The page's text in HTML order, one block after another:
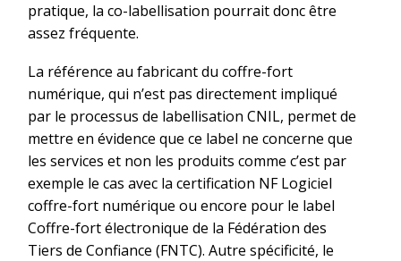
pratique, la co-labellisation pourrait donc être
assez fréquente.
La référence au fabricant du coffre-fort
numérique, qui n’est pas directement impliqué
par le processus de labellisation CNIL, permet de
mettre en évidence que ce label ne concerne que
les services et non les produits comme c’est par
exemple le cas avec la certification NF Logiciel
coffre-fort numérique ou encore pour le label
Coffre-fort électronique de la Fédération des
Tiers de Confiance (FNTC). Autre spécificité, le